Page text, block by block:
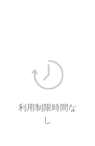
利用制限時間な
し